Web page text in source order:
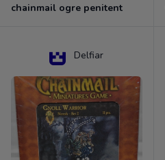
chainmail ogre penitent
Delfiar